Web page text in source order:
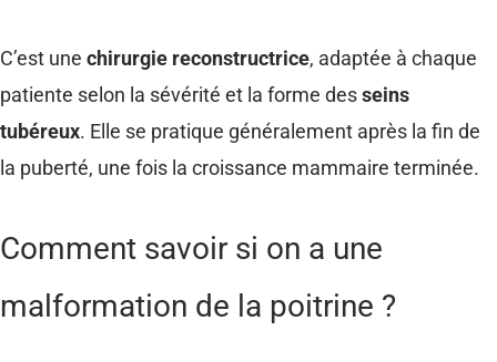
C’est une chirurgie reconstructrice, adaptée à chaque
patiente selon la sévérité et la forme desseins
tubéreux. Elle se pratique généralement après la fin de
la puberté, une fois la croissance mammaire terminée.
Comment savoir si on a une
malformation de la poitrine ?